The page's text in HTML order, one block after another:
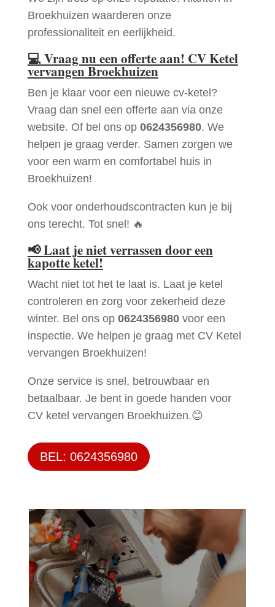
Broekhuizen waarderen onze
professionaliteit en eerlijkheid.
💻Vraag nu een offerte aan! CV Ketel
vervangen Broekhuizen
Ben je klaar voor een nieuwe cv-ketel?
Vraag dan snel een offerte aan via onze
website. Of bel ons op 0624356980. We
helpen je graag verder. Samen zorgen we
voor een warm en comfortabel huis in
Broekhuizen!
Ook voor onderhoudscontracten kun je bij
ons terecht. Tot snel! 🔥
📢Laat je niet verrassen door een
kapotte ketel!
Wacht niet tot het te laat is. Laat je ketel
controleren en zorg voor zekerheid deze
winter. Bel ons op 0624356980voor een
inspectie. We helpen je graag met CV Ketel
vervangen Broekhuizen!
Onze service is snel, betrouwbaar en
betaalbaar. Je bent in goede handen voor
CV ketel vervangen Broekhuizen.😊
BEL: 0624356980